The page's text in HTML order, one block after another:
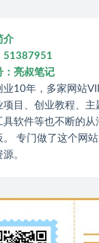
介
51387951
：亮叔笔记
业10年，多家网站
项目、创业教程、主
具软件等也不断的从
。 专门做了这个网
。